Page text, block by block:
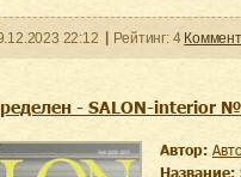
22:12 Рейтинг: 4
- SALON-interior
Автор:
Название: